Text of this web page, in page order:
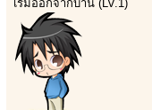
เริ่มออกจากบ้าน (LV.1)